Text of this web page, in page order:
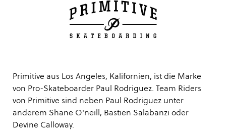
Primitive aus Los Angeles, Kalifornien, ist die Marke
von Pro-Skateboarder Paul Rodriguez. Team Riders
von Primitive sind neben Paul Rodriguez unter
anderem Shane O'neill, Bastien Salabanzi oder
Devine Calloway.